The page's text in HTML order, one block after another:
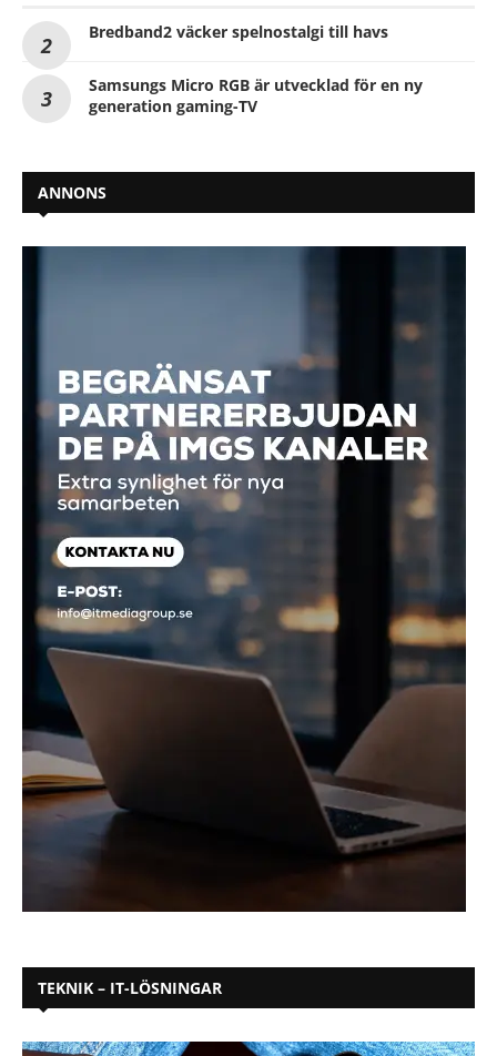
Bredband2 väcker spelnostalgi till havs
Samsungs Micro RGB är utvecklad för en ny
generation gaming-TV
ANNONS
TEKNIK – IT-LÖSNINGAR